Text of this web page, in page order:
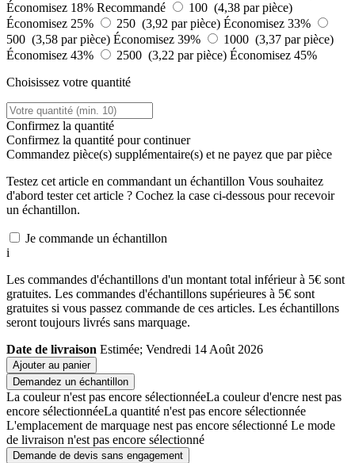
Économisez 18% Recommandé
100 (4,38 par pièce)
Économisez 25%
250 (3,92 par pièce) Économisez 33%
500 (3,58 par pièce) Économisez 39%
1000 (3,37 par pièce)
Économisez 43%
2500 (3,22 par pièce) Économisez 45%
Choisissez votre quantité
Confirmez la quantité
Confirmez la quantité pour continuer
Commandez pièce(s) supplémentaire(s) et ne payez que par pièce
Testez cet article en commandant un échantillon Vous souhaitez
d'abord tester cet article ? Cochez la case ci-dessous pour recevoir
un échantillon.
Je commande un échantillon
i
Les commandes d'échantillons d'un montant total inférieur à 5€ sont
gratuites. Les commandes d'échantillons supérieures à 5€ sont
gratuites si vous passez commande de ces articles. Les échantillons
seront toujours livrés sans marquage.
Date de livraison Estimée; Vendredi 14 Août 2026
Ajouter au panier
Demandez un échantillon
La couleur n'est pas encore sélectionnéeLa couleur d'encre nest pas
encore sélectionnéeLa quantité n'est pas encore sélectionnée
L'emplacement de marquage nest pas encore sélectionné Le mode
de livraison n'est pas encore sélectionné
Demande de devis sans engagement